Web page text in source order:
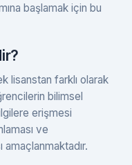
başlamak için bu
lisanstan farklı olarak
bilimsel
erişmesi
ve